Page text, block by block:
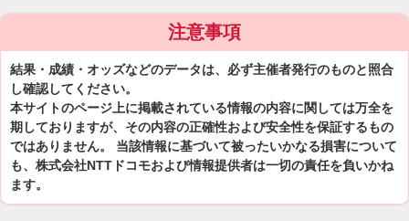
注意事項
結果・成績・オッズなどのデータは、必ず主催者発行のものと照合
し確認してください。
本サイトのページ上に掲載されている情報の内容に関しては万全を
期しておりますが、その内容の正確性および安全性を保証するもの
ではありません。 当該情報に基づいて被ったいかなる損害について
も、株式会社NTTドコモおよび情報提供者は一切の責任を負いかね
ます。